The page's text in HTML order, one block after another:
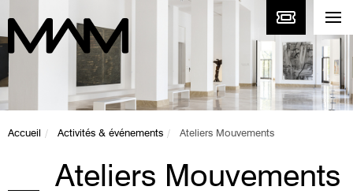
Accueil Activités & événements Ateliers Mouvements
Ateliers Mouvements